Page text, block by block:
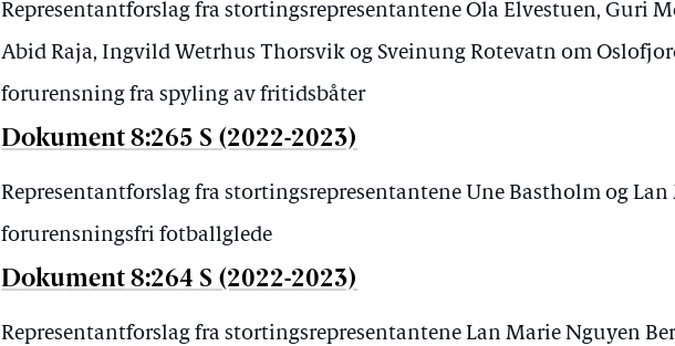
Representantforslag fra stortingsrepresentantene Ola Elvestuen, Guri
Abid Raja, Ingvild Wetrhus Thorsvik og Sveinung Rotevatn om
forurensning fra spyling av fritidsbåter
Dokument 8:265 S (2022-2023)
Representantforslag fra stortingsrepresentantene Une Bastholm og
forurensningsfri fotballglede
Dokument 8:264 S (2022-2023)
Representantforslag fra stortingsrepresentantene Lan Marie Nguyen